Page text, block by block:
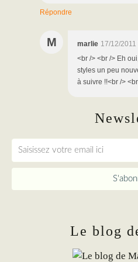
Répondre
M marlie 17/12/
<br /> <br /> Eh
styles un peu
à suivre !!<br />
Le blog